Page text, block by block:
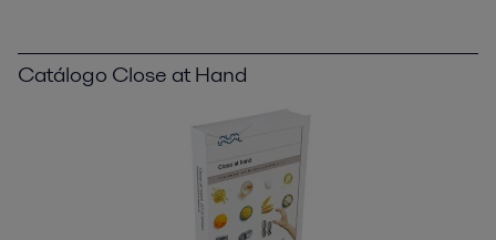
Catálogo Close at Hand